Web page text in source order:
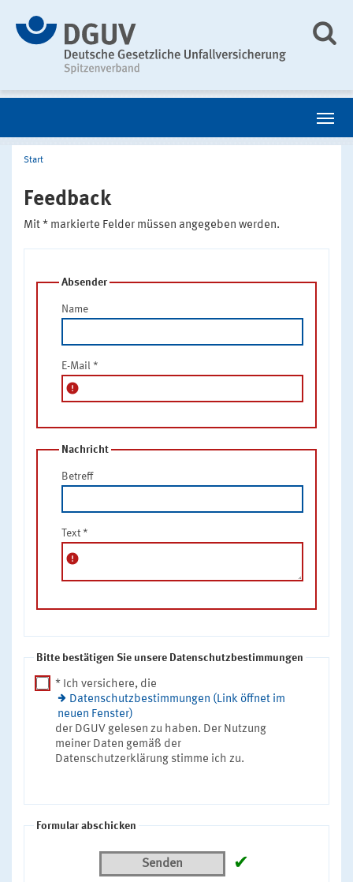
Start
Feedback
Mit * markierte Felder müssen angegeben werden.
Absender
Name
E-Mail *
error
Nachricht
Betreff
Text *
error
Bitte bestätigen Sie unsere Datenschutzbestimmungen
* Ich versichere, die
Datenschutzbestimmungen (Link öffnet im
neuen Fenster)
der DGUV gelesen zu haben. Der Nutzung
meiner Daten gemäß der
Datenschutzerklärung stimme ich zu.
Formular abschicken
Senden ✔